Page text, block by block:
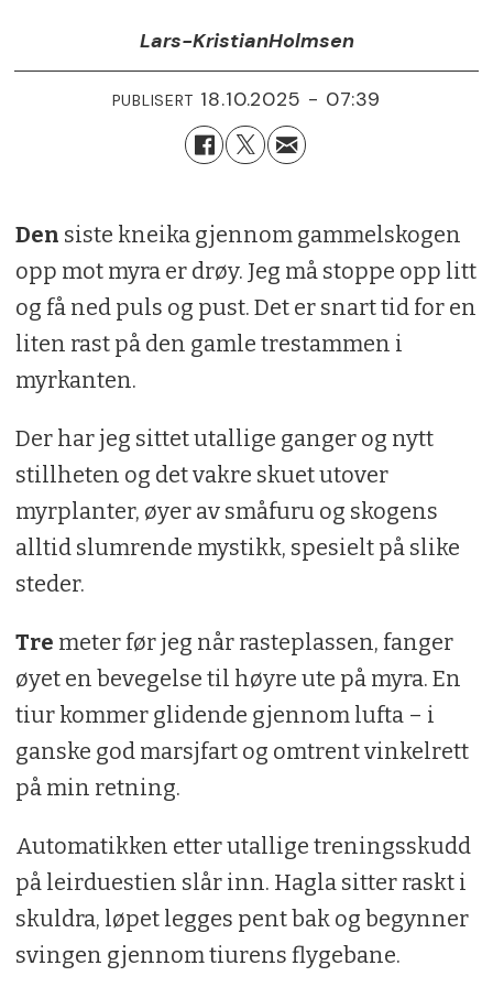
Lars-KristianHolmsen
PUBLISERT 18.10.2025 - 07:39
Den siste kneika gjennom gammelskogen
opp mot myra er drøy. Jeg må stoppe opp litt
og få ned puls og pust. Det er snart tid for en
liten rast på den gamle trestammen i
myrkanten.
Der har jeg sittet utallige ganger og nytt
stillheten og det vakre skuet utover
myrplanter, øyer av småfuru og skogens
alltid slumrende mystikk, spesielt på slike
steder.
Tre meter før jeg når rasteplassen, fanger
øyet en bevegelse til høyre ute på myra. En
tiur kommer glidende gjennom lufta – i
ganske god marsjfart og omtrent vinkelrett
på min retning.
Automatikken etter utallige treningsskudd
på leirduestien slår inn. Hagla sitter raskt i
skuldra, løpet legges pent bak og begynner
svingen gjennom tiurens flygebane.